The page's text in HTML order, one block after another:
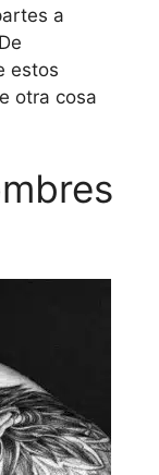
a
estos
otra cosa